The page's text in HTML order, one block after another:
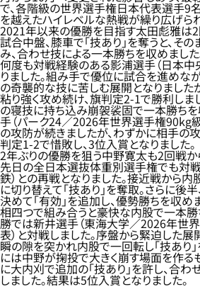
で、各階級の世界選手権日本代表選手9
を越えたハイレベルな熱戦が繰り広げら
2021年以来の優勝を目指す太田彪雅は2
試合中盤、膝車で「技あり」を奪うと、そ
み、合わせ技による一本勝ちを収めました
何度も対戦経験のある影浦選手（日本中
りました。組み手で優位に試合を進めな
の奇襲的な技に苦しむ展開となりました
粘り強く攻め続け、旗判定2-1で勝利しま
の寝技に持ち込み崩袈裟固で一本勝ち
手（パーク24／2026年世界選手権90kg
の攻防が続きましたが、わずかに相手の
判定1-2で惜敗し、3位入賞となりました。
2年ぶりの優勝を狙う中野寛太も2回戦か
先日の全日本選抜体重別選手権でも対
鉄）との再戦となりました。接近戦から
に切り替えて「技あり」を奪取。さらに後
決めて「有効」を追加し、優勢勝ちを収め
相四つで組み合うと豪快な内股で一本勝
勝では新井選手（東海大学／2026年世
表）と対戦しました。序盤から緊迫した
瞬の隙を突かれ内股で一回転し「技あり
には中野が掬投で大きく崩す場面を作る
に大内刈で追加の「技あり」を許し、合
しました。結果は5位入賞となりました。